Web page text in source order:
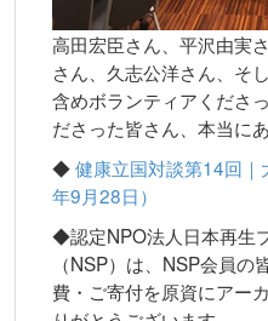
高田宏臣さん、平沢由実
さん、久志公洋さん、そ
含めボランティアくださ
ださった皆さん、本当に
◆健康立国対談第14回
年9月28日）
◆認定NPO法人日本再生
（NSP）は、NSP会員
費・ご寄付を原資にアー